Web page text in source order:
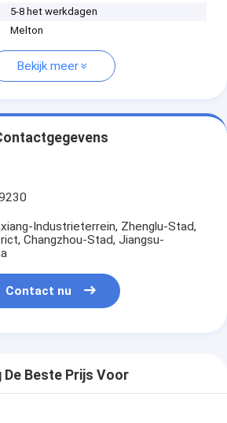
5-8 het werkdagen
Melton
Bekijk meer
Industrieterrein, Zhenglu-Stad,
Changzhou-Stad, Jiangsu-
Contact nu
De Beste Prijs Voor